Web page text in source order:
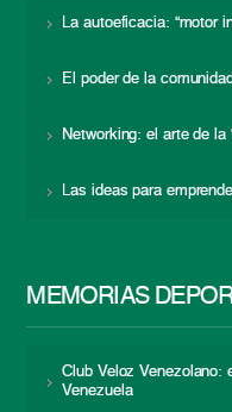
La autoeficacia: “motor
El poder de la
Networking: el arte de la
Las ideas para
MEMORIAS
Club Veloz
Venezuela